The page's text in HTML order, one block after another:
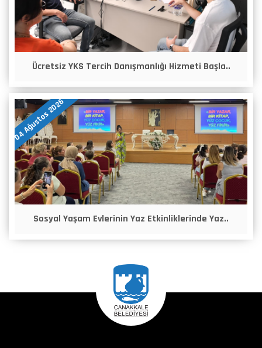
Ücretsiz YKS Tercih Danışmanlığı Hizmeti Başla..
04 Ağustos 2026
Sosyal Yaşam Evlerinin Yaz Etkinliklerinde Yaz..